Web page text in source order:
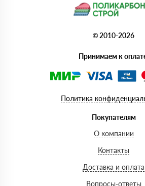
© 2010-2026
Принимаем к
Политика
Покупателям
О компании
Контакты
Доставка и оплата
Вопросы-ответы